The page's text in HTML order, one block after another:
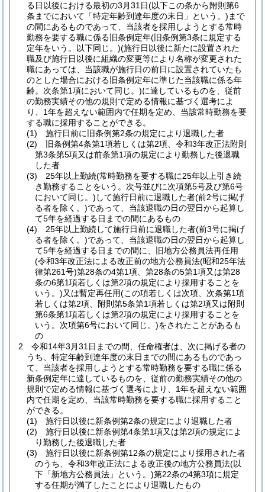
る日以後における最初の3月31日(以下この条から附則第6
条までにおいて「特定年齢到達年度の末日」という。) まで
の間にあるものであって、当該者を採用しようとする常時
勤務を要する職に係る旧条例定年(旧条例第3条に規定する
定年をいう。以下同じ。)(施行日以後に新たに設置された
職及び施行日以後に組織の変更等により名称が変更された
職にあっては、当該職が施行日の前日に設置されていたも
のとした場合における旧条例定年に準じた当該職に係る年
齢。次条第1項において同じ。)に達しているものを、従前
の勤務実績その他の規則で定める情報に基づく選考によ
り、1年を超えない範囲内で任期を定め、当該常時勤務を要
する職に採用することができる。
(1)
施行日前に旧条例第2条の規定により退職した者
(2)
旧条例第4条第1項若しくは第2項、令和3年改正法附則
第3条第5項又は前条第1項の規定により勤務した後退職
した者
(3)
25年以上勤続(常時勤務を要する職に25年以上引き続
き勤務することをいう。次号並びに次項第5号及び第6号
において同じ。) して施行日前に退職した者(前2号に掲げ
る者を除く。)であって、当該退職の日の翌日から起算し
て5年を経過する日までの間にあるもの
(4)
25年以上勤続して施行日前に退職した者(前3号に掲げ
る者を除く。)であって、当該退職の日の翌日から起算し
て5年を経過する日までの間に、旧地方公務員法再任用
(令和3年改正法による改正前の地方公務員法(昭和25年法
律第261号)第28条の4第1項、第28条の5第1項又は第28
条の6第1項若しくは第2項の規定により採用することを
いう。)又は暫定再任用(この項若しくは次項、次条第1項
若しくは第2項、附則第5条第1項若しくは第2項又は附則
第6条第1項若しくは第2項の規定により採用することを
いう。次項第6号において同じ。)をされたことがあるも
の
2
令和14年3月31日までの間、任命権者は、次に掲げる者の
うち、特定年齢到達年度の末日までの間にあるものであっ
て、当該者を採用しようとする常時勤務を要する職に係る
新条例定年に達しているものを、従前の勤務実績その他の
規則で定める情報に基づく選考により、1年を超えない範囲
内で任期を定め、当該常時勤務を要する職に採用すること
ができる。
(1)
施行日以後に新条例第2条の規定により退職した者
(2)
施行日以後に新条例第4条第1項又は第2項の規定によ
り勤務した後退職した者
(3)
施行日以後に新条例第12条の規定により採用された者
のうち、令和3年改正法による改正後の地方公務員法(以
下「新地方公務員法」という。)第22条の4第3項に規定
する任期が満了したことにより退職したもの